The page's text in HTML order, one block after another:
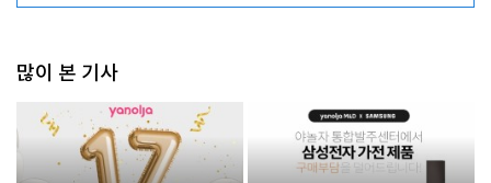
많이 본 기사